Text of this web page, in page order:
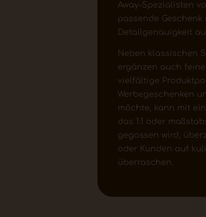
Away-Spezialisten
passende
Detailgenauigkeit
Neben klassischen
ergänzen auch
vielfältige
Werbegeschenken
möchte, kann mit
das 1:1 oder
gegossen wird,
oder Kunden auf
überraschen.